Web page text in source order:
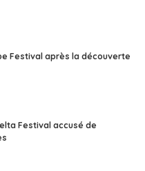
Festival après la découverte
Festival accusé de